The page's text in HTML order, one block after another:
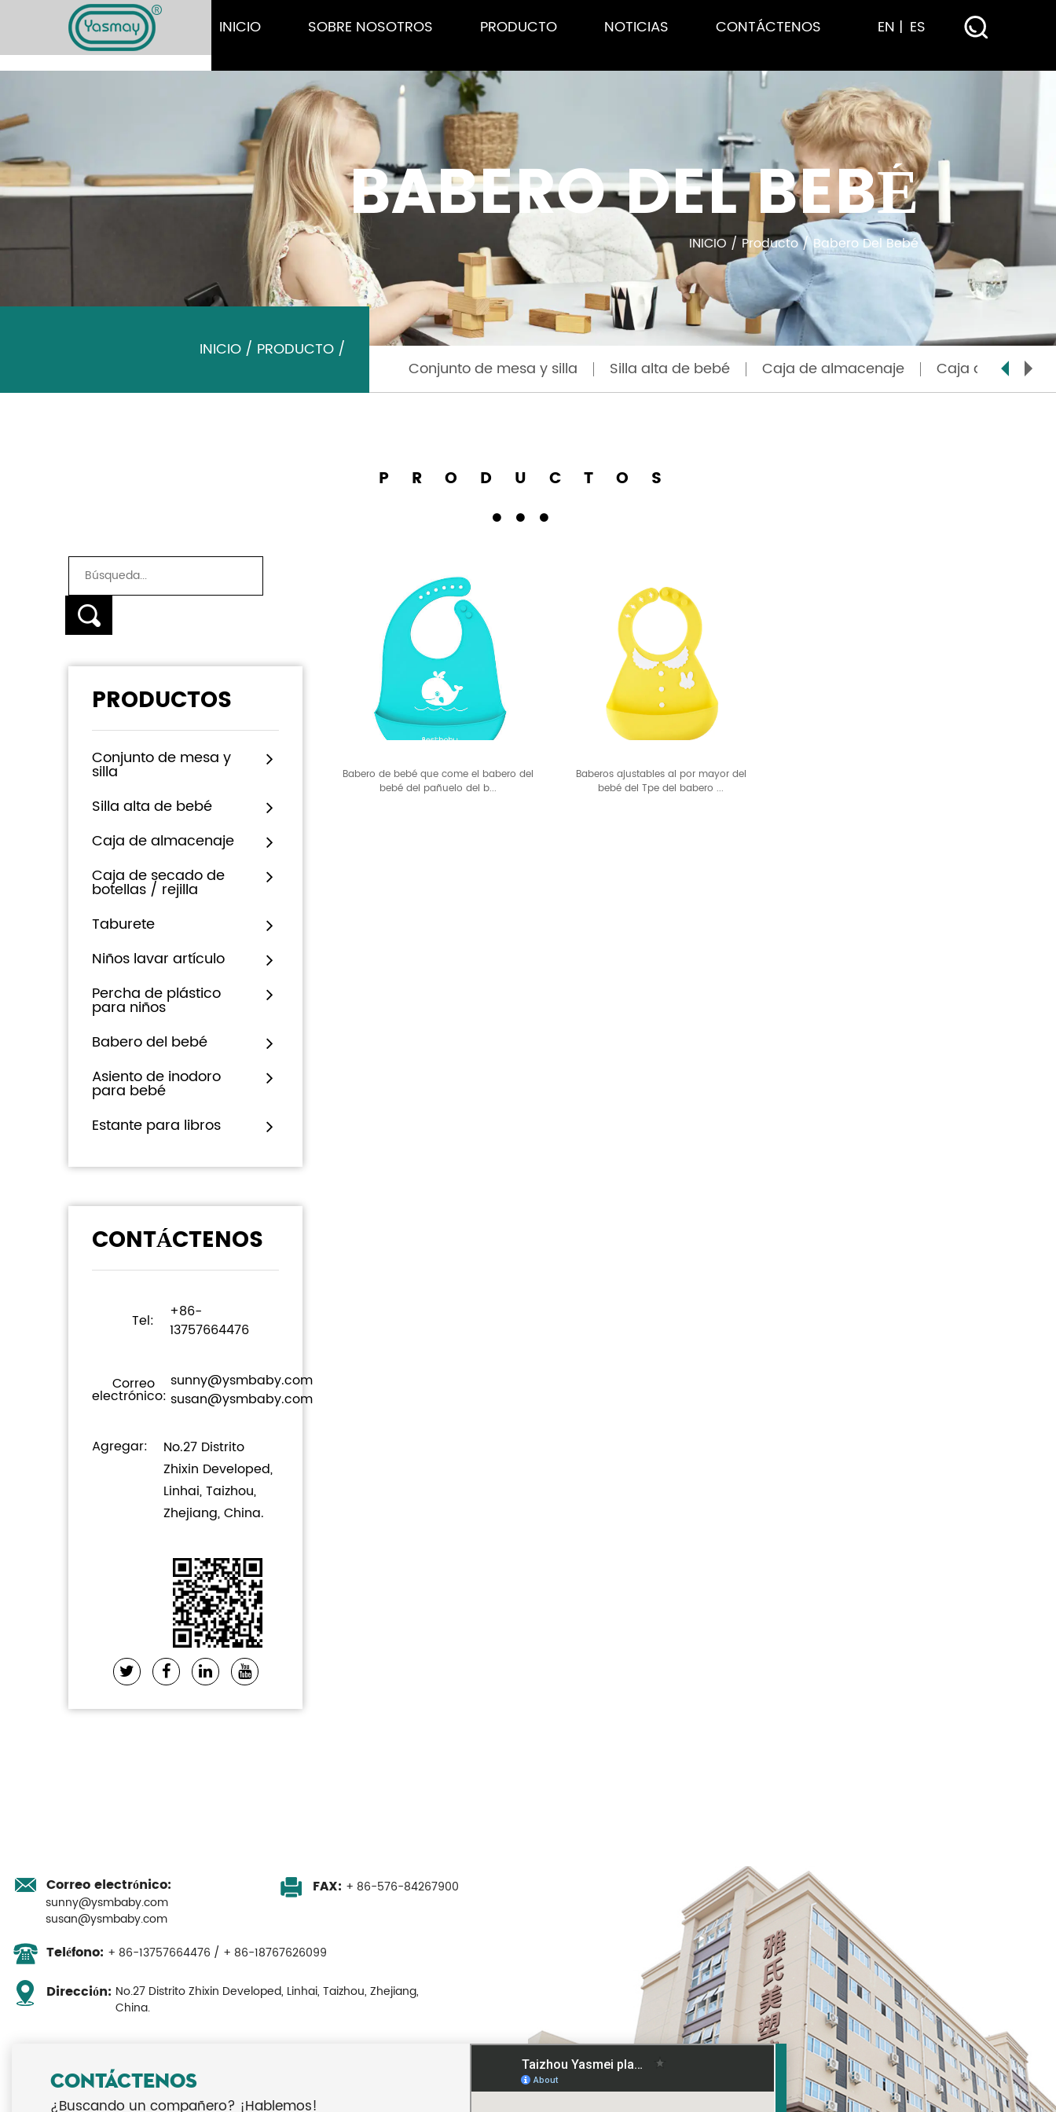
INICIO SOBRE NOSOTROS PRODUCTO NOTICIAS CONTÁCTENOS EN ES
BABERO DEL BEBÉ
INICIO/Producto/Babero Del Bebé
INICIO / PRODUCTO /
Conjunto de mesa y silla Silla alta de bebé Caja de almacenaje Caja de secado
PRODUCTOS
PRODUCTOS
Conjunto de mesa y
silla
Silla alta de bebé
Caja de almacenaje
Caja de secado de
botellas / rejilla
Taburete
Niños lavar artículo
Percha de plástico
para niños
Babero del bebé
Asiento de inodoro
para bebé
Estante para libros
CONTÁCTENOS
Tel:
+86-
13757664476
Correo
electrónico:
sunny@ysmbaby.com
susan@ysmbaby.com
Agregar:
No.27 Distrito
Zhixin Developed,
Linhai, Taizhou,
Zhejiang, China.
Babero de bebé que come el babero del
bebé del pañuelo del b...
Baberos ajustables al por mayor del
bebé del Tpe del babero ...
Correo electrónico:
sunny@ysmbaby.com
susan@ysmbaby.com
FAX: + 86-576-84267900
Teléfono: + 86-13757664476 / + 86-18767626099
Dirección: No.27 Distrito Zhixin Developed, Linhai, Taizhou, Zhejiang,
China.
CONTÁCTENOS
¿Buscando un compañero? ¡Hablemos!